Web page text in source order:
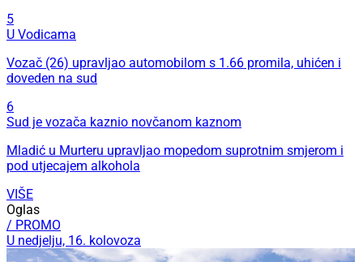
5
U Vodicama
Vozač (26) upravljao automobilom s 1.66 promila, uhićen i
doveden na sud
6
Sud je vozača kaznio novčanom kaznom
Mladić u Murteru upravljao mopedom suprotnim smjerom i
pod utjecajem alkohola
VIŠE
Oglas
/ PROMO
U nedjelju, 16. kolovoza